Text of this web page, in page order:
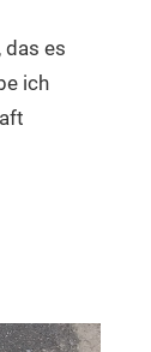
das es
ich